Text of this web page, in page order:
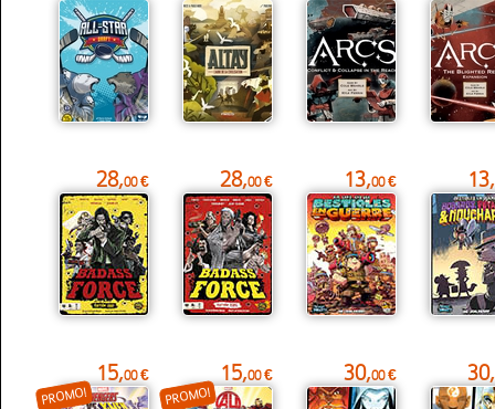
28,00 € 28,00 € 13,00 € 13,
PROMO!
15,00 €
PROMO!
15,00 € 30,00 € 30,